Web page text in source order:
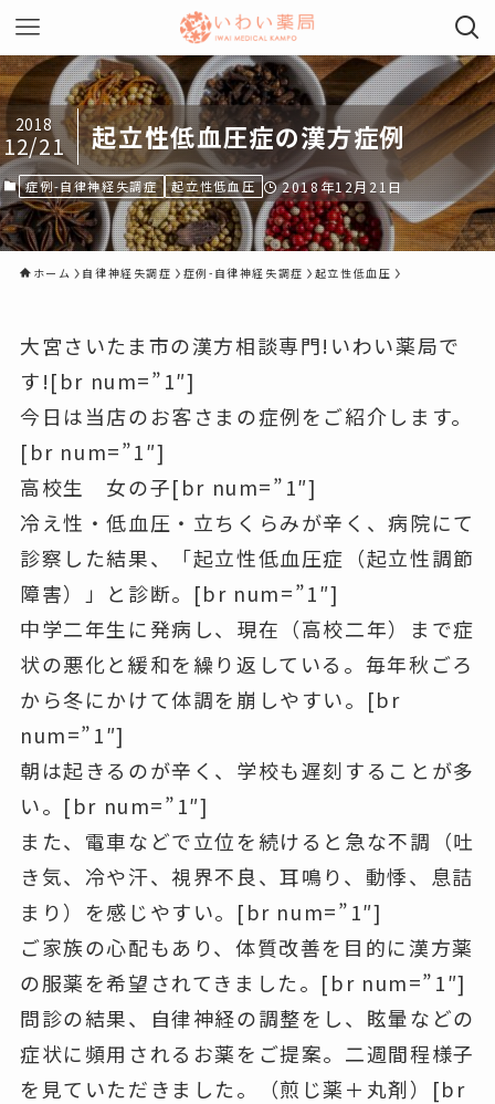
起立性低血圧症の漢方症例
2018
12/21
症例-自律神経失調症 起立性低血圧 2018年12月21日
ホーム 自律神経失調症 症例-自律神経失調症 起立性低血圧
大宮さいたま市の漢方相談専門!いわい薬局で
す![br num=”1″]
今日は当店のお客さまの症例をご紹介します。
[br num=”1″]
高校生 女の子[br num=”1″]
冷え性・低血圧・立ちくらみが辛く、病院にて
診察した結果、
「起立性低血圧症（起立性調節
障害）」 と診断。[br num=”1″]
中学二年生に発病し、現在（高校二年）まで症
状の悪化と緩和を繰り返している。毎年秋ごろ
から冬にかけて体調を崩しやすい。[br
num=”1″]
朝は起きるのが辛く 、学校も遅刻することが多
い。[br num=”1″]
また、電車などで立位を続けると急な不調（吐
き気、冷や汗、視界不良、耳鳴り、動悸、息詰
まり）を感じやすい。[br num=”1″]
ご家族の心配もあり、体質改善を目的に漢方薬
の服薬を希望されてきました。[br num=”1″]
問診の結果、自律神経の調整をし、眩暈などの
症状に頻用されるお薬をご提案。二週間程様子
を見ていただきました。（煎じ薬＋丸剤）[br